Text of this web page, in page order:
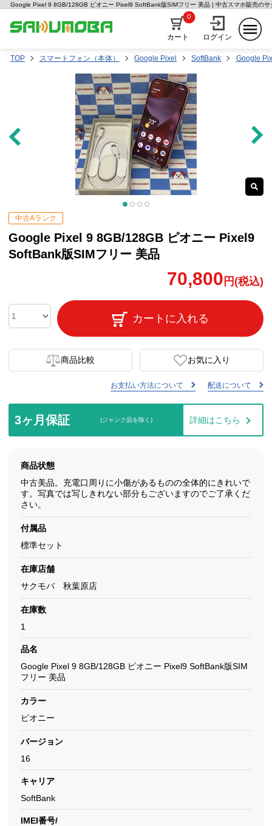
Google Pixel 9 8GB/128GB ピオニー Pixel9 SoftBank版SIMフリー 美品 | 中古スマホ販売のサ
カート
0
ログイン
TOP スマートフォン（本体） Google Pixel SoftBank Google
中古Aランク
Google Pixel 9 8GB/128GB ピオニー Pixel9
SoftBank版SIMフリー 美品
70,800 円(税込)
カートに入れる
商品比較 お気に入り
お支払い方法について 配送について
3ヶ月保証 (ジャンク品を除く) 詳細はこちら
商品状態
中古美品。充電口周りに小傷があるものの全体的にきれいで
す。写真では写しきれない部分もございますのでご了承くだ
さい。
付属品
標準セット
在庫店舗
サクモバ 秋葉原店
在庫数
1
品名
Google Pixel 9 8GB/128GB ピオニー Pixel9 SoftBank版SIM
フリー 美品
カラー
ピオニー
バージョン
16
キャリア
SoftBank
IMEI番号/